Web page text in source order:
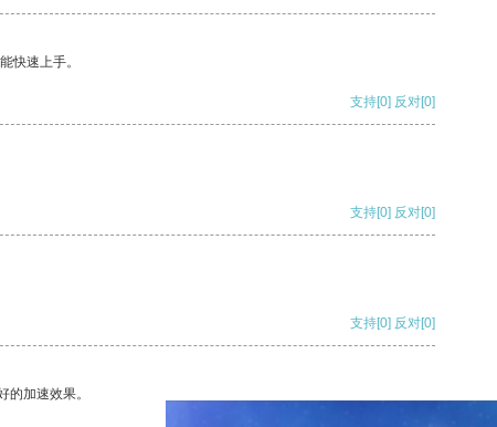
快速上手。
支持[0] 反对[0]
支持[0] 反对[0]
支持[0] 反对[0]
加速效果。